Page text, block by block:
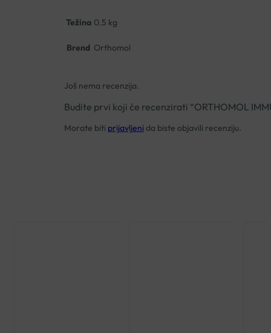
Težina 0.5 kg
Brend Orthomol
Još nema recenzija.
Budite prvi koji će recenzirati “ORTHOMOL
Morate biti prijavljeni da biste objavili recenziju.